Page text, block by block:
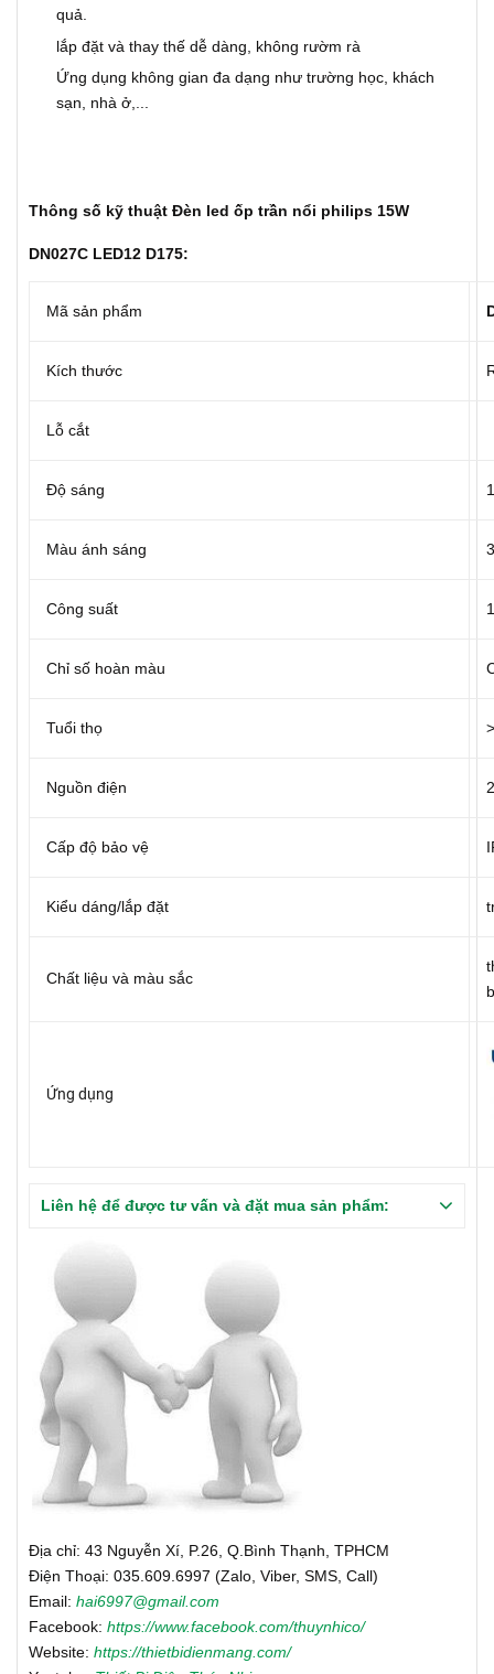
quả.
lắp đặt và thay thế dễ dàng, không rườm rà
Ứng dụng không gian đa dạng như trường học, khách
sạn, nhà ở,...
Thông số kỹ thuật Đèn led ốp trần nổi philips 15W
DN027C LED12 D175:
Mã sản phẩm
Kích thước
Lỗ cắt
Độ sáng
Màu ánh sáng
Công suất
Chỉ số hoàn màu
Tuổi thọ
Nguồn điện
Cấp độ bảo vệ
Kiểu dáng/lắp đặt
Chất liệu và màu sắc
Ứng dụng
Liên hệ để được tư vấn và đặt mua sản phẩm:
Địa chỉ: 43 Nguyễn Xí, P.26, Q.Bình Thạnh, TPHCM
Điện Thoại: 035.609.6997 (Zalo, Viber, SMS, Call)
Email: hai6997@gmail.com
Facebook: https://www.facebook.com/thuynhico/
Website: https://thietbidienmang.com/